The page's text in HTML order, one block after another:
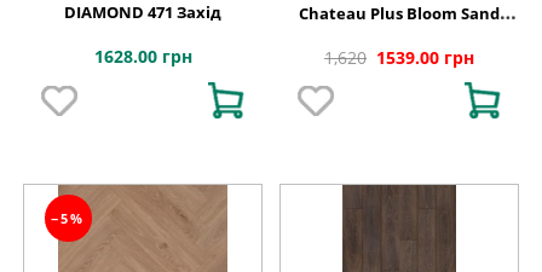
DIAMOND 471 Захід
1628.00 грн
Chateau Plus Bloom Sand
1,620 1539.00 грн
−5%